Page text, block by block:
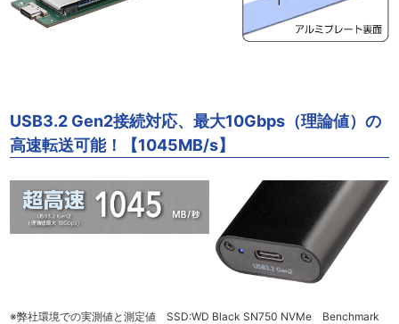
USB3.2 Gen2接続対応、最大10Gbps（理論値）の
高速転送可能！【1045MB/s】
※弊社環境での実測値と測定値 SSD:WD Black SN750 NVMe Benchmark